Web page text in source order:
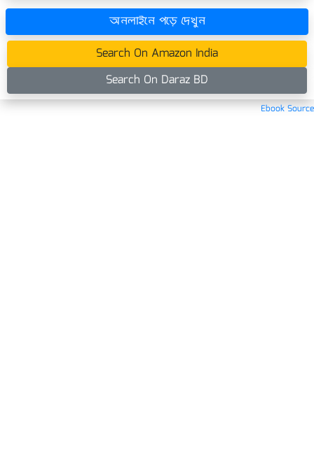
অনলাইনে পড়ে দেখুন
Search On Amazon India
Search On Daraz BD
Ebook Source